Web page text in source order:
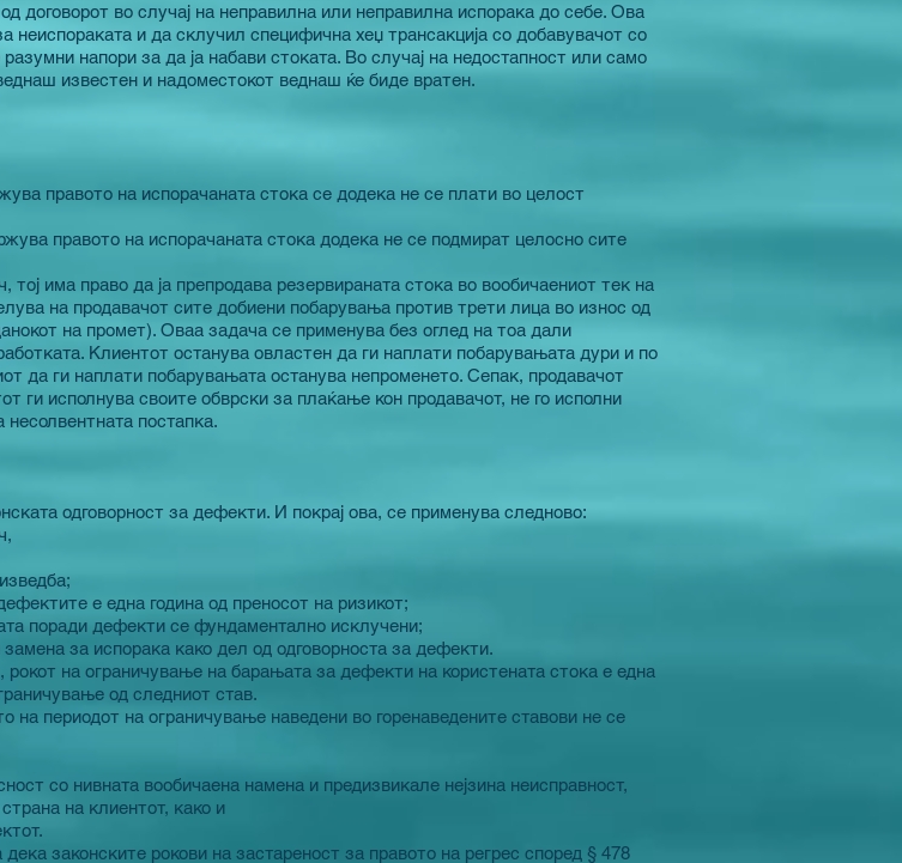
договорот во случај на неправилна или неправилна испорака до себе. Ова
неиспораката и да склучил специфична хеџ трансакција со добавувачот со
напори за да ја набави стоката. Во случај на недостапност или само
известен и надоместокот веднаш ќе биде вратен.
правото на испорачаната стока се додека не се плати во целост
правото на испорачаната стока додека не се подмират целосно сите
има право да ја препродава резервираната стока во вообичаениот тек на
на продавачот сите добиени побарувања против трети лица во износ од
на промет). Оваа задача се применува без оглед на тоа дали
Клиентот останува овластен да ги наплати побарувањата дури и по
да ги наплати побарувањата останува непроменето. Сепак, продавачот
ги исполнува своите обврски за плаќање кон продавачот, не го исполни
постапка.
одговорност за дефекти. И покрај ова, се применува следново:
е една година од преносот на ризикот;
поради дефекти се фундаментално исклучени;
за испорака како дел од одговорноста за дефекти.
на ограничување на барањата за дефекти на користената стока е една
од следниот став.
на периодот на ограничување наведени во горенаведените ставови не се
со нивната вообичаена намена и предизвикале нејзина неисправност,
на клиентот, како и
законските рокови на застареност за правото на регрес според § 478